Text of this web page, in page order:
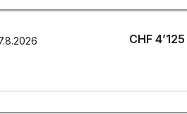
CHF 4’125